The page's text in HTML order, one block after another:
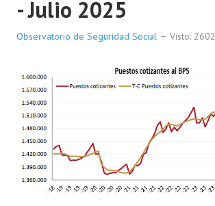
- Julio 2025
Observatorio de Seguridad Social Visto: 2602